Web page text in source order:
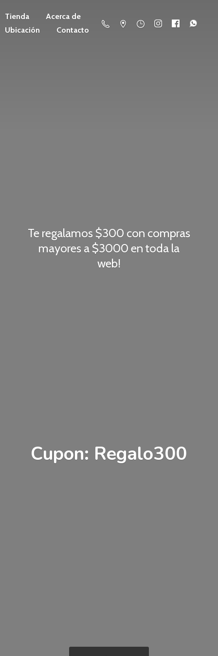
Tienda
Acerca de
Ubicación
Contacto
Cupon: Regalo300
Te regalamos $300 con compras
mayores a $3000 en toda la
web!